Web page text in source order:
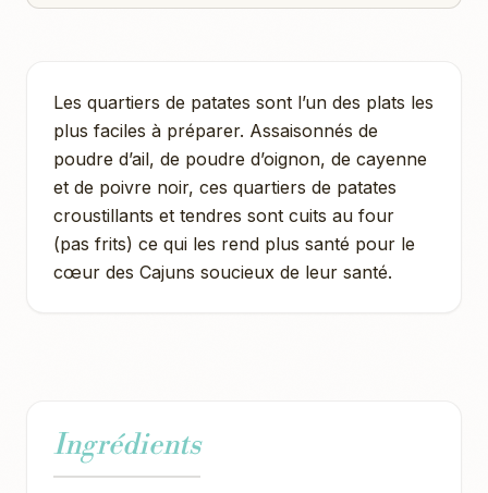
Les quartiers de patates sont l’un des plats les
plus faciles à préparer. Assaisonnés de
poudre d’ail, de poudre d’oignon, de cayenne
et de poivre noir, ces quartiers de patates
croustillants et tendres sont cuits au four
(pas frits) ce qui les rend plus santé pour le
cœur des Cajuns soucieux de leur santé.
Ingrédients